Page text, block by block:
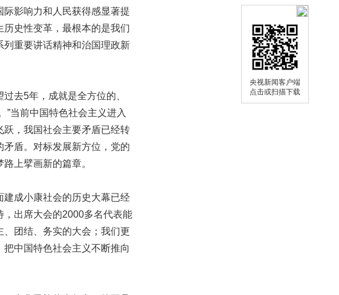
央视新闻客户端
点击或扫描下载
影响力和人民获得感显著提
史性变革，最根本的是我们
重要讲话精神和治国理政新
去5年，成就是全方位的、
”当前中国特色社会主义进入
，我国社会主要矛盾已经转
盾。对标发展新方位，党的
上擘画新的篇章。
成小康社会的历史大幕已经
出席大会的2000多名代表能
团结、务实的大会；我们更
中国特色社会主义不断推向